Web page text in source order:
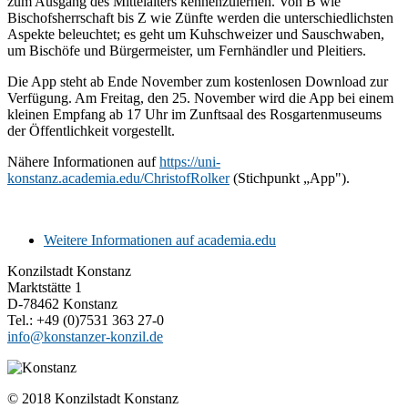
Bischofsherrschaft bis Z wie Zünfte werden die unterschiedlichsten
Aspekte beleuchtet; es geht um Kuhschweizer und Sauschwaben,
um Bischöfe und Bürgermeister, um Fernhändler und Pleitiers.
Die App steht ab Ende November zum kostenlosen Download zur
Verfügung. Am Freitag, den 25. November wird die App bei einem
kleinen Empfang ab 17 Uhr im Zunftsaal des Rosgartenmuseums
der Öffentlichkeit vorgestellt.
Nähere Informationen aufhttps://uni-
konstanz.academia.edu/ChristofRolker(Stichpunkt „App").
Weitere Informationen auf academia.edu
Konzilstadt Konstanz
Marktstätte 1
D-78462 Konstanz
Tel.: +49 (0)7531 363 27-0
info@konstanzer-konzil.de
© 2018 Konzilstadt Konstanz